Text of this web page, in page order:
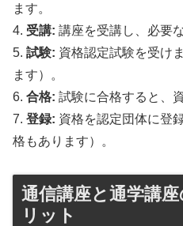
ます。
4. 受講: 講座を受講し、必要
5. 試験: 資格認定試験を受け
ます）。
6. 合格: 試験に合格すると、
7. 登録: 資格を認定団体に登
格もあります）。
通信講座と通学講
リット